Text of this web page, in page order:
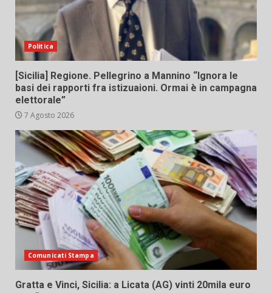
Politica
[Sicilia] Regione. Pellegrino a Mannino “Ignora le
basi dei rapporti fra istizuaioni. Ormai è in campagna
elettorale”
7 Agosto 2026
Comunicati Stampa
Gratta e Vinci, Sicilia: a Licata (AG) vinti 20mila euro